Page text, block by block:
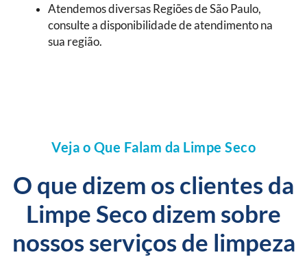
Atendemos diversas Regiões de São Paulo,
consulte a disponibilidade de atendimento na
sua região.
Veja o Que Falam da Limpe Seco
O que dizem os clientes da
Limpe Seco dizem sobre
nossos serviços de limpeza